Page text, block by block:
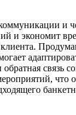
и
и экономит
связь
что